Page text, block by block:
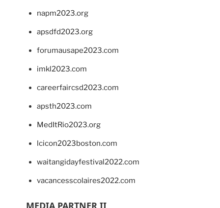
napm2023.org
apsdfd2023.org
forumausape2023.com
imkl2023.com
careerfaircsd2023.com
apsth2023.com
MedItRio2023.org
lcicon2023boston.com
waitangidayfestival2022.com
vacancesscolaires2022.com